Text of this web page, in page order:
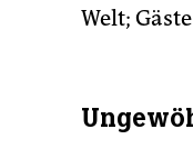
Welt;